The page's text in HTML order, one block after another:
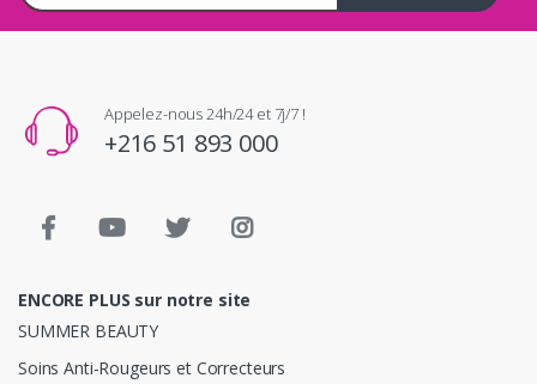
Appelez-nous 24h/24 et 7j/7 !
+216 51 893 000
ENCORE PLUS sur notre site
SUMMER BEAUTY
Soins Anti-Rougeurs et Correcteurs